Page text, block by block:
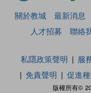
關於教城 最新消息
人才招募
聯絡
版權所有©
私隱政策聲明 服
免責聲明
促進